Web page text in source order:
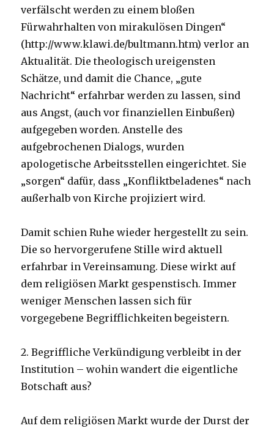
verfälscht werden zu einem bloßen
Fürwahrhalten von mirakulösen Dingen“
(http://www.klawi.de/bultmann.htm) verlor an
Aktualität. Die theologisch ureigensten
Schätze, und damit die Chance, „gute
Nachricht“ erfahrbar werden zu lassen, sind
aus Angst, (auch vor finanziellen Einbußen)
aufgegeben worden. Anstelle des
aufgebrochenen Dialogs, wurden
apologetische Arbeitsstellen eingerichtet. Sie
„sorgen“ dafür, dass „Konfliktbeladenes“ nach
außerhalb von Kirche projiziert wird.
Damit schien Ruhe wieder hergestellt zu sein.
Die so hervorgerufene Stille wird aktuell
erfahrbar in Vereinsamung. Diese wirkt auf
dem religiösen Markt gespenstisch. Immer
weniger Menschen lassen sich für
vorgegebene Begrifflichkeiten begeistern.
2. Begriffliche Verkündigung verbleibt in der
Institution – wohin wandert die eigentliche
Botschaft aus?
Auf dem religiösen Markt wurde der Durst der